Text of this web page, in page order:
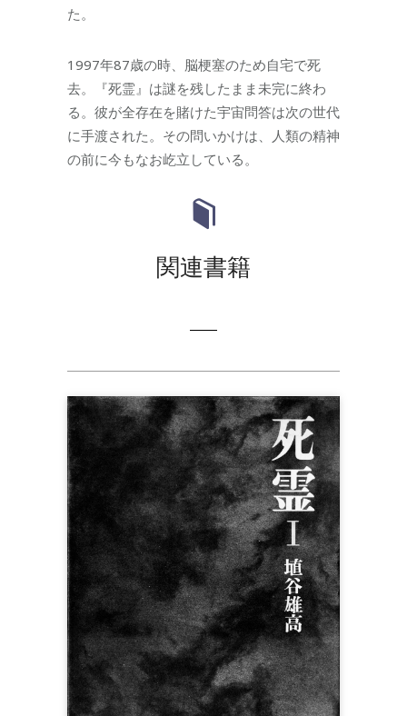
た。
1997年87歳の時、脳梗塞のため自宅で死
去。『死霊』は謎を残したまま未完に終わ
る。彼が全存在を賭けた宇宙問答は次の世代
に手渡された。その問いかけは、人類の精神
の前に今もなお屹立している。
関連書籍